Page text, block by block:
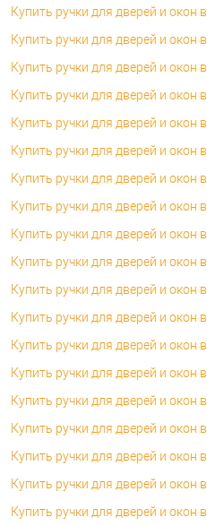
Купить ручки для дверей и окон
Купить ручки для дверей и окон
Купить ручки для дверей и окон
Купить ручки для дверей и окон
Купить ручки для дверей и окон
Купить ручки для дверей и окон
Купить ручки для дверей и окон
Купить ручки для дверей и окон
Купить ручки для дверей и окон
Купить ручки для дверей и окон
Купить ручки для дверей и окон
Купить ручки для дверей и окон
Купить ручки для дверей и окон
Купить ручки для дверей и окон
Купить ручки для дверей и окон
Купить ручки для дверей и окон
Купить ручки для дверей и окон
Купить ручки для дверей и окон
Купить ручки для дверей и окон